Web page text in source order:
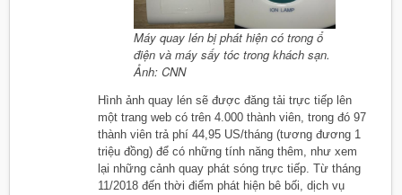
Máy quay lén bị phát hiện có trong ổ
điện và máy sấy tóc trong khách sạn.
Ảnh: CNN
Hình ảnh quay lén sẽ được đăng tải trực tiếp lên
một trang web có trên 4.000 thành viên, trong đó 97
thành viên trả phí 44,95 US/tháng (tương đương 1
triệu đồng) để có những tính năng thêm, như xem
lại những cảnh quay phát sóng trực tiếp. Từ tháng
11/2018 đến thời điểm phát hiện bê bối, dịch vụ